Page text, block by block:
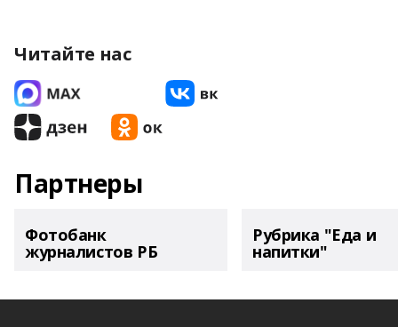
Читайте нас
Партнеры
Фотобанк
журналистов РБ
Рубрика "Еда и
напитки"